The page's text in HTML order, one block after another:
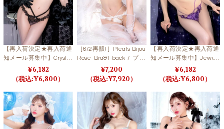
【再入荷決定★再入荷通
知メール募集中】Crystal
Rose Frill Bra&T-back/ ク
リスタルローズフリルブ
6,182
6,800
［6/2再販!］Pleats Bijou
Rose Bra&T-back / プリ
ーツビジューローズブラ
＆Tバック
7,200
7,920
【再入荷決定★再入荷通
知メール募集中】Jewelr
y Bloom Lace Bra&T-bac
k / ジュエリーブルームレ
6,182
6,800